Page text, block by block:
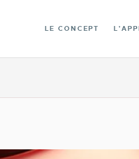
LE CONCEPT